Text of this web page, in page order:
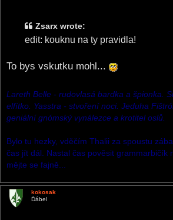
Zsarx wrote:
edit: kouknu na ty pravidla!
To bys vskutku mohl...
Lareth Belle - rudovlasá bardka a špionka.
elfítko. Yasstra - stvoření noci. Jeduha
geniální gnómský vynálezce a krotitel oslů.
Bylo tu hezky, vděčím Thalii za spoustu
čas jít dál. Nastal čas pověsit grammarbičík
mějte se fajně...
kokosak
Ďábel